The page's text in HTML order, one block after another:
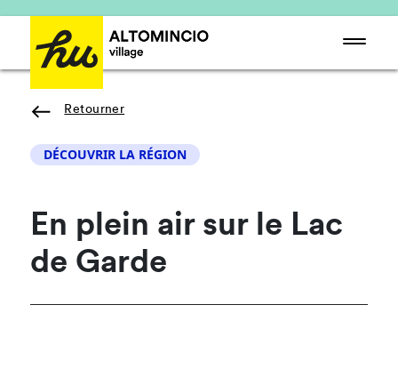
Retourner
DÉCOUVRIR LA RÉGION
En plein air sur le Lac
de Garde